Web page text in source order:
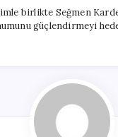
birlikte Seğmen
güçlendirmeyi